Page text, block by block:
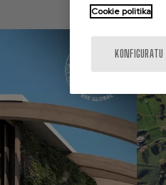
Cookie politika
KONFIGURATU